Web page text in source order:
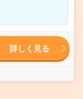
詳しく見る